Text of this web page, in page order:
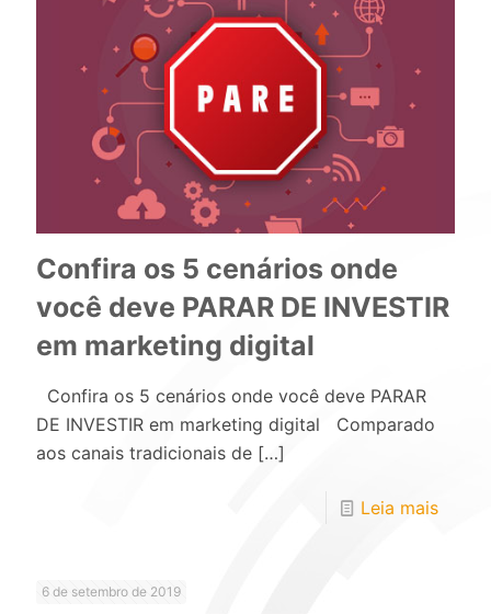
Confira os 5 cenários onde
você deve PARAR DE INVESTIR
em marketing digital
Confira os 5 cenários onde você deve PARAR
DE INVESTIR em marketing digital Comparado
aos canais tradicionais de […]
Leia mais
6 de setembro de 2019